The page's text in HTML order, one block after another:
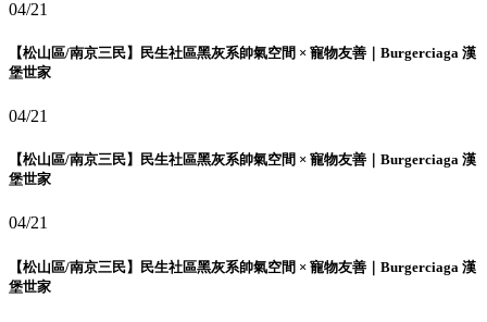
04/21
【松山區/南京三民】民生社區黑灰系帥氣空間 × 寵物友善｜Burgerciaga 漢
堡世家
04/21
【松山區/南京三民】民生社區黑灰系帥氣空間 × 寵物友善｜Burgerciaga 漢
堡世家
04/21
【松山區/南京三民】民生社區黑灰系帥氣空間 × 寵物友善｜Burgerciaga 漢
堡世家